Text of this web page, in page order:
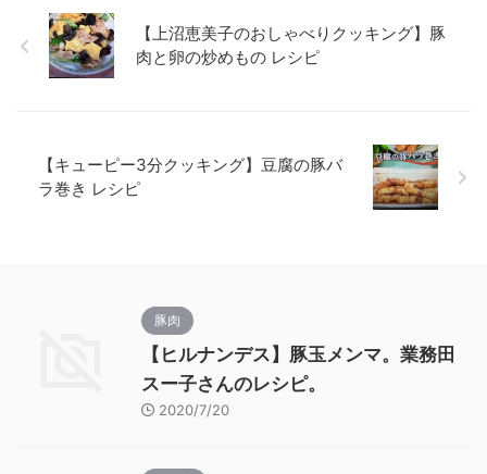
【上沼恵美子のおしゃべりクッキング】豚
肉と卵の炒めもの レシピ
【キューピー3分クッキング】豆腐の豚バ
ラ巻き レシピ
豚肉
【ヒルナンデス】豚玉メンマ。業務田
スー子さんのレシピ。
2020/7/20